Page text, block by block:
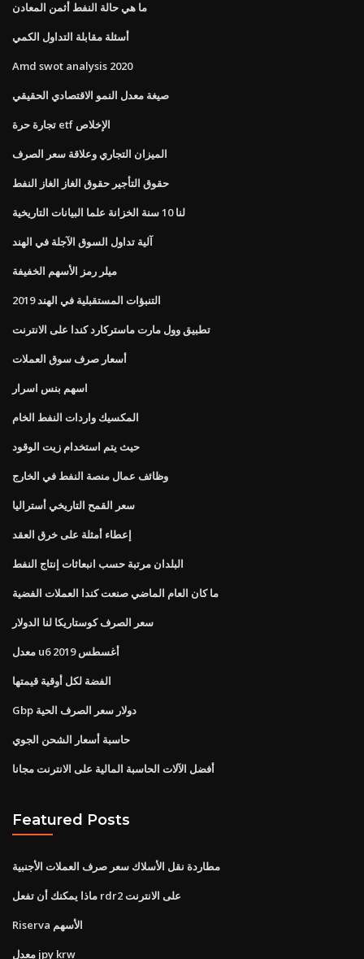
ما هي حالة النفط أثمن المعادن
أسئلة مقابلة التداول الكمي
Amd swot analysis 2020
صيغة معدل النمو الاقتصادي الحقيقي
تجارة حرة etf الإخلاص
الميزان التجاري وعلاقة سعر الصرف
حقوق التأجير حقوق الغاز الغاز النفط
لنا 10 سنة الخزانة علما البيانات التاريخية
آلية تداول السوق الآجلة في الهند
ميلر رمز الأسهم الخفيفة
التنبؤات المستقبلية في الهند 2019
تطبيق وول مارت ماستركارد كندا على الانترنت
أسعار صرف سوق العملات
اسهم بنس اسرار
المكسيك واردات النفط الخام
حيث يتم استخدام زيت الوقود
وظائف عمال منصة النفط في الخارج
سعر القمح التاريخي أستراليا
إعطاء أمثلة على خرق العقد
البلدان مرتبة حسب انبعاثات إنتاج النفط
ما كان العام الماضي صنعت كندا العملات الفضية
سعر الصرف كوستاريكا لنا الدولار
معدل u6 أغسطس 2019
الفضة لكل أوقية قيمتها
Gbp دولار سعر الصرف الحية
حاسبة أسعار الشحن الجوي
أفضل الآلات الحاسبة المالية على الانترنت مجانا
Featured Posts
مطاردة نقل الأسلاك سعر صرف العملات الأجنبية
ماذا يمكنك أن تفعل rdr2 على الانترنت
Riserva الأسهم
معدل jpy krw